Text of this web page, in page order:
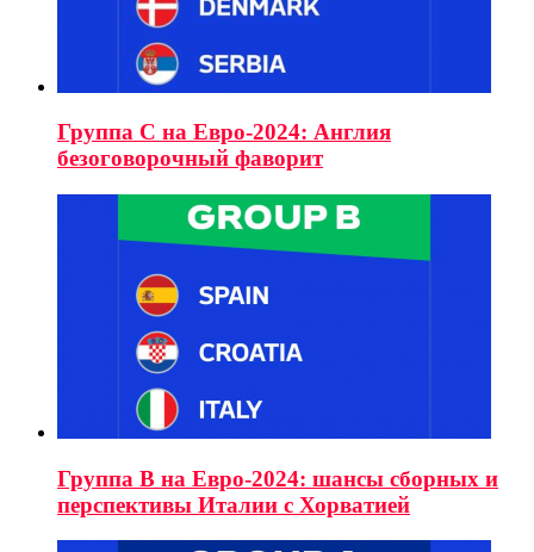
Группа C на Евро-2024: Англия
безоговорочный фаворит
Группа B на Евро-2024: шансы сборных и
перспективы Италии с Хорватией